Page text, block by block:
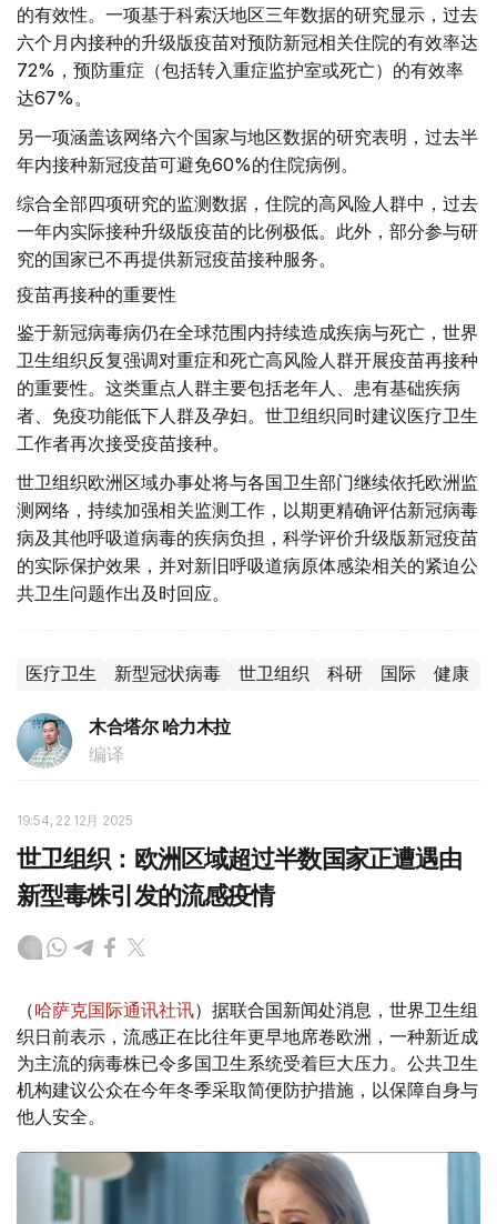
的有效性。一项基于科索沃地区三年数据的研究显示，过去
六个月内接种的升级版疫苗对预防新冠相关住院的有效率达
72%，预防重症（包括转入重症监护室或死亡）的有效率
达67%。
另一项涵盖该网络六个国家与地区数据的研究表明，过去半
年内接种新冠疫苗可避免60%的住院病例。
综合全部四项研究的监测数据，住院的高风险人群中，过去
一年内实际接种升级版疫苗的比例极低。此外，部分参与研
究的国家已不再提供新冠疫苗接种服务。
疫苗再接种的重要性
鉴于新冠病毒病仍在全球范围内持续造成疾病与死亡，世界
卫生组织反复强调对重症和死亡高风险人群开展疫苗再接种
的重要性。这类重点人群主要包括老年人、患有基础疾病
者、免疫功能低下人群及孕妇。世卫组织同时建议医疗卫生
工作者再次接受疫苗接种。
世卫组织欧洲区域办事处将与各国卫生部门继续依托欧洲监
测网络，持续加强相关监测工作，以期更精确评估新冠病毒
病及其他呼吸道病毒的疾病负担，科学评价升级版新冠疫苗
的实际保护效果，并对新旧呼吸道病原体感染相关的紧迫公
共卫生问题作出及时回应。
医疗卫生 新型冠状病毒 世卫组织 科研 国际 健康
木合塔尔 哈力木拉
编译
19:54, 22 12月 2025
世卫组织：欧洲区域超过半数国家正遭遇由
新型毒株引发的流感疫情
（哈萨克国际通讯社讯）据联合国新闻处消息，世界卫生组
织日前表示，流感正在比往年更早地席卷欧洲，一种新近成
为主流的病毒株已令多国卫生系统受着巨大压力。公共卫生
机构建议公众在今年冬季采取简便防护措施，以保障自身与
他人安全。